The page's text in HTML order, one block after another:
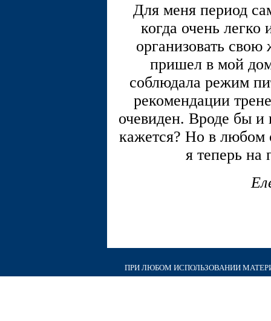
Для меня период
когда очень
организовать
пришел в мой
соблюдала режим
рекомендации
очевиден. Вроде бы
кажется? Но в любом
я теперь на
ПРИ ЛЮБОМ ИСПОЛЬЗОВАНИИ